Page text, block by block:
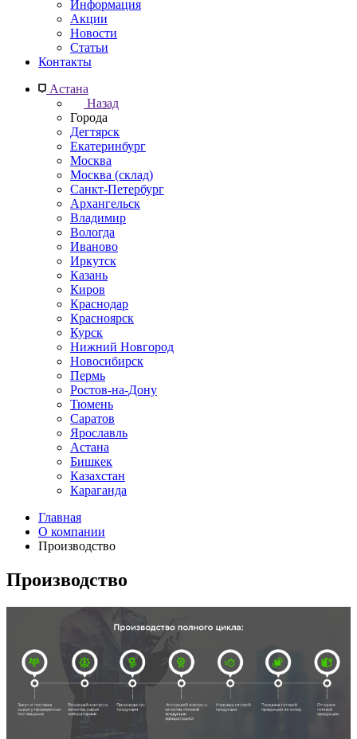
Информация
Акции
Новости
Статьи
Контакты
Астана
Назад
Города
Дегтярск
Екатеринбург
Москва
Москва (склад)
Санкт-Петербург
Архангельск
Владимир
Вологда
Иваново
Иркутск
Казань
Киров
Краснодар
Красноярск
Курск
Нижний Новгород
Новосибирск
Пермь
Ростов-на-Дону
Тюмень
Саратов
Ярославль
Астана
Бишкек
Казахстан
Караганда
Главная
О компании
Производство
Производство